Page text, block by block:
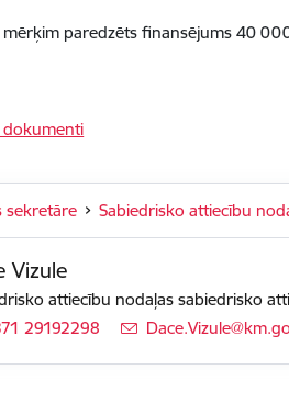
paredzēts finansējums 40
dokumenti
sekretāre Sabiedrisko attiecību
Vizule
attiecību nodaļas sabiedrisko
29192298
E-pasts: